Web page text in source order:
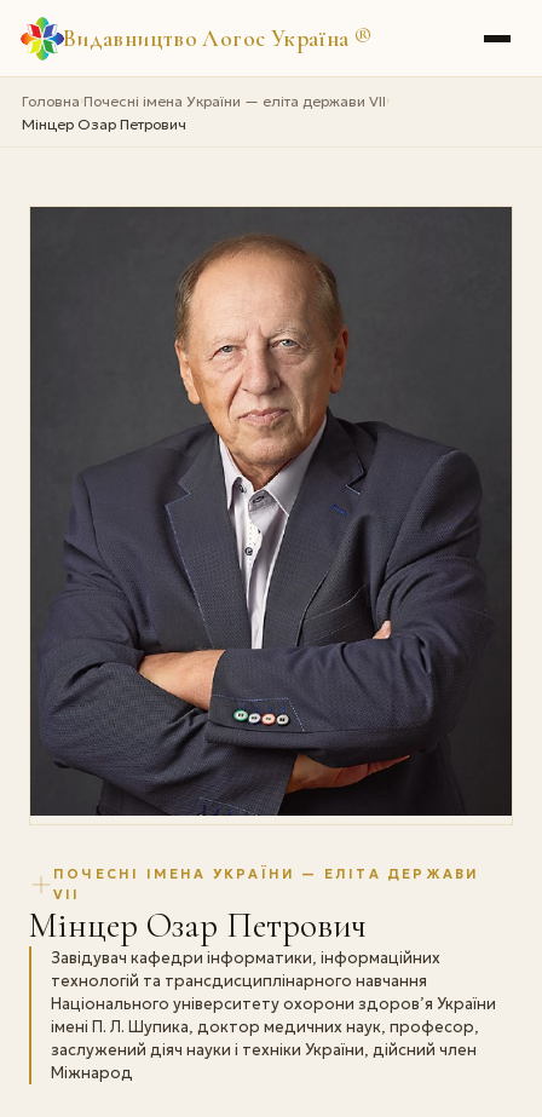
Видавництво Логос Україна ®
Головна›Почесні імена України — еліта держави VII›
Мінцер Озар Петрович
ПОЧЕСНІ ІМЕНА УКРАЇНИ — ЕЛІТА ДЕРЖАВИ
VII
Мінцер Озар Петрович
Завідувач кафедри інформатики, інформаційних
технологій та трансдисциплінарного навчання
Національного університету охорони здоров’я України
імені П. Л. Шупика, доктор медичних наук, професор,
заслужений діяч науки і техніки України, дійсний член
Міжнарод